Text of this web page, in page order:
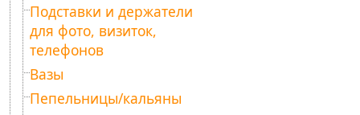
Подставки и держатели
для фото, визиток,
телефонов
Вазы
Пепельницы/кальяны